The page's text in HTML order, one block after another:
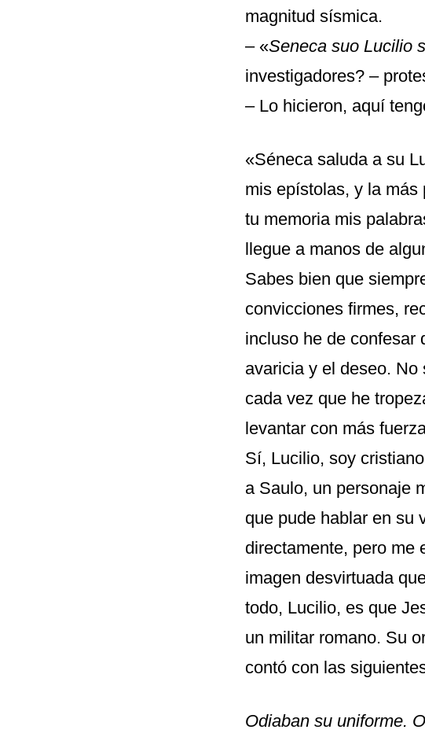
magnitud sísmica.
– «Seneca suo Lucilio
investigadores? –
– Lo hicieron, aquí
«Séneca saluda a su
mis epístolas, y la más
tu memoria mis
llegue a manos de
Sabes bien que
convicciones firmes,
incluso he de confesar
avaricia y el deseo.
cada vez que he
levantar con más
Sí, Lucilio, soy
a Saulo, un personaje
que pude hablar en su
directamente, pero me
imagen desvirtuada
todo, Lucilio, es que
un militar romano. Su
contó con las
Odiaban su uniforme.